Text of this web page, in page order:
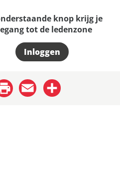
knop krijg je
tot de ledenzone
Inloggen
Email